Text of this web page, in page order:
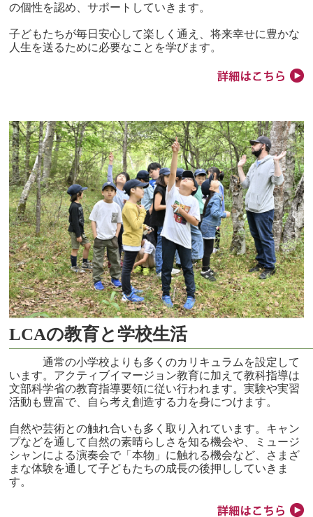
の個性を認め、サポートしていきます。
子どもたちが毎日安心して楽しく通え、将来幸せに豊かな
人生を送るために必要なことを学びます。
LCAの教育と学校生活
通常の小学校よりも多くのカリキュラムを設定して
います。アクティブイマージョン教育に加えて教科指導は
文部科学省の教育指導要領に従い行われます。実験や実習
活動も豊富で、自ら考え創造する力を身につけます。
自然や芸術との触れ合いも多く取り入れています。キャン
プなどを通して自然の素晴らしさを知る機会や、ミュージ
シャンによる演奏会で「本物」に触れる機会など、さまざ
まな体験を通して子どもたちの成長の後押ししていきま
す。